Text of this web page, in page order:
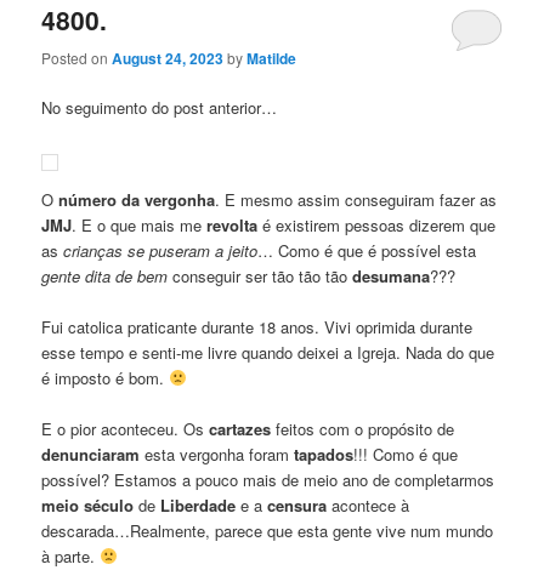
4800.
Posted onAugust 24, 2023byMatilde
No seguimento do post anterior…
Onúmero da vergonha. E mesmo assim conseguiram fazer as
JMJ. E o que mais merevolta é existirem pessoas dizerem que
ascrianças se puseram a jeito… Como é que é possível esta
gente dita de bem conseguir ser tão tão tãodesumana???
Fui catolica praticante durante 18 anos. Vivi oprimida durante
esse tempo e senti-me livre quando deixei a Igreja. Nada do que
é imposto é bom.
E o pior aconteceu. Oscartazes feitos com o propósito de
denunciaram esta vergonha foramtapados!!! Como é que
possível? Estamos a pouco mais de meio ano de completarmos
meio século de Liberdade e acensura acontece à
descarada…Realmente, parece que esta gente vive num mundo
à parte.